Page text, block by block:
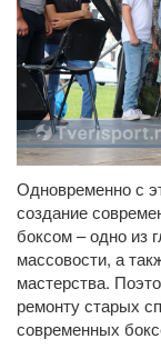
Одновременно с
создание
боксом – одно из
массовости, а
мастерства.
ремонту старых
современных